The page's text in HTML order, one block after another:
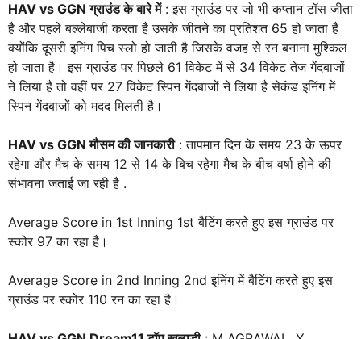
HAV vs GGN ग्राउंड के बारे में: इस ग्राउंड पर जो भी कप्तान टॉस जीता
है और पहले बल्लेबाजी करता है उसके जीतने का प्रतिशत 65 हो जाता है
क्योंकि दूसरी इनिंग पिच स्लो हो जाती है जिसके वजह से रन बनाना मुश्किल
हो जाता है। इस ग्राउंड पर पिछले 61 विकेट में से 34 विकेट तेज गेंदबाजों
ने लिया है तो वहीं पर 27 विकेट स्पिन गेंदबाजों ने लिया है सेकंड इनिंग में
स्पिन गेंदबाजों को मदद मिलती है।
HAV vs GGN मौसम की जानकारी: तापमान दिन के समय 23 के ऊपर
रहेगा और मैच के समय 12 से 14 के बिच रहेगा मैच के बीच वर्षा होने की
संभावना जताई जा रही है .
Average Score in 1st Inning 1st बैटिंग करते हुए इस ग्राउंड पर
स्कोर 97 का रहा है।
Average Score in 2nd Inning 2nd इनिंग में बैटिंग करते हुए इस
ग्राउंड पर स्कोर 110 रन का रहा है।